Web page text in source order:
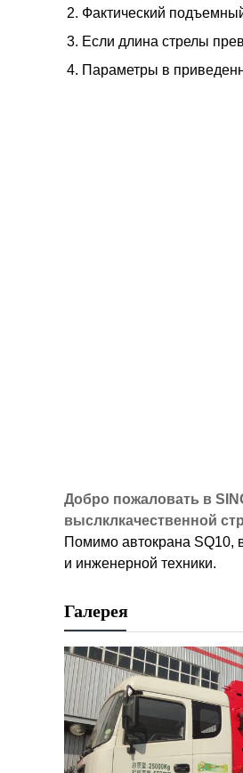
Фактический
Если длина стрелы
Параметры в
Добро пожаловать в
выслклкачественной
Помимо автокрана SQ10,
и инженерной техники.
Галерея